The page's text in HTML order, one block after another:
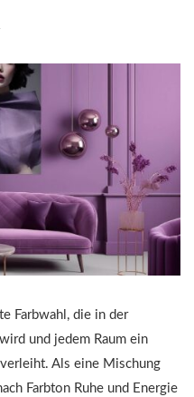
Farbwahl, die in der
und jedem Raum ein
Als eine Mischung
Farbton Ruhe und Energie